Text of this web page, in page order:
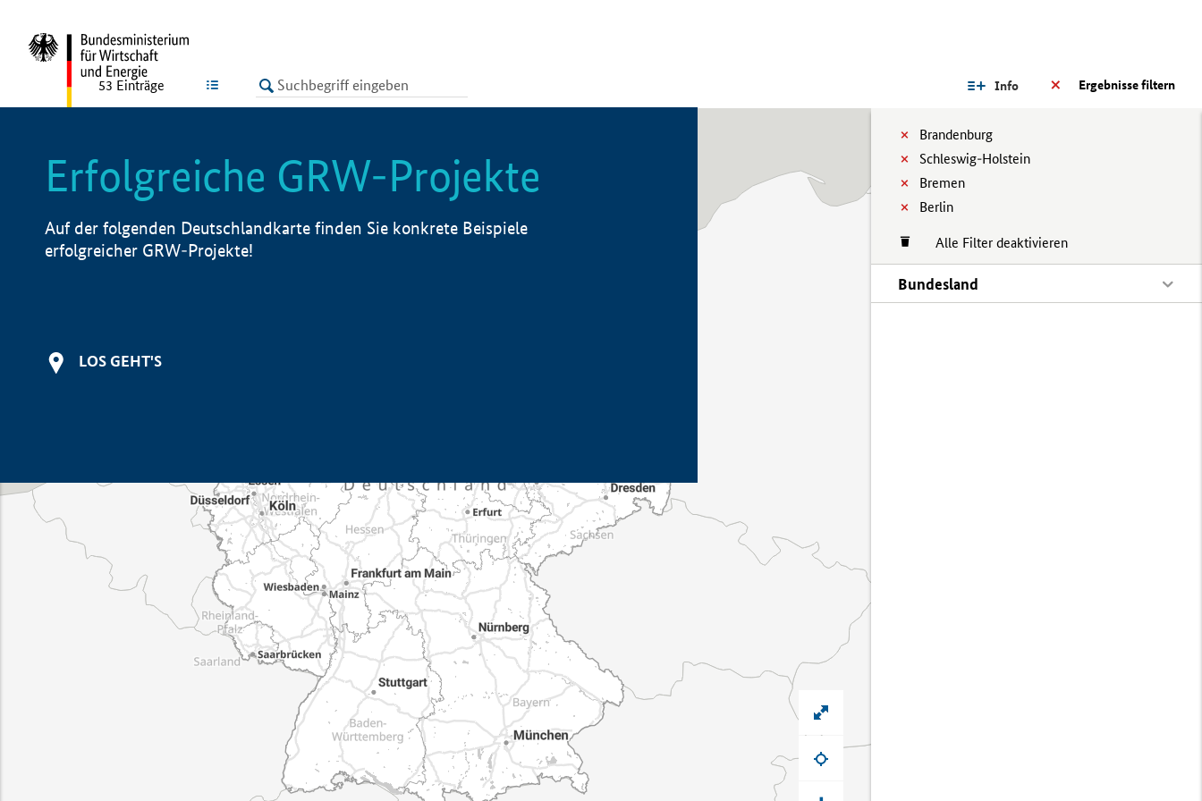
LISTE Ergebnisse filtern
Info
Brandenburg
Schleswig-Holstein
Bremen
Berlin
Alle Filter deaktivieren
Bundesland
53 Einträge
Erfolgreiche GRW-Projekte
Auf der folgenden Deutschlandkarte finden Sie konkrete Beispiele
erfolgreicher GRW-Projekte!
LOS GEHT'S